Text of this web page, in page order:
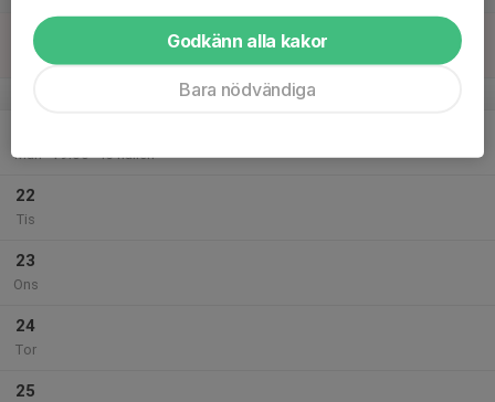
20
Sön
v.47
Mån 19:00
I5-hallen
22
Tis
23
Ons
24
Tor
25
Godkänn alla kakor
Bara nödvändiga